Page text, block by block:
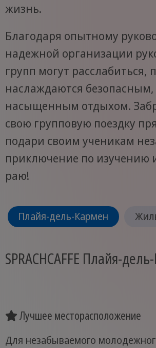
жизнь.
Благодаря опытному
надежной организации
групп могут расслабиться,
наслаждаются
насыщенным отдыхом.
свою групповую поездку
подари своим ученикам
приключение по изучению
раю!
Плайя-дель-Кармен
SPRACHCAFFE Плайя-
Лучшее месторасположение
Для незабываемого